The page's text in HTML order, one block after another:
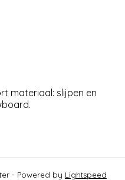
materiaal: slijpen en
- Powered by Lightspeed